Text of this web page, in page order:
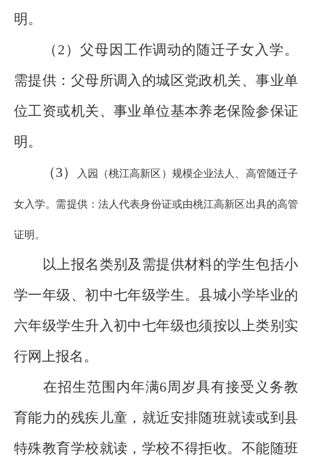
明。
（2）父母因工作调动的随迁子女入学。
需提供：父母所调入的城区党政机关、事业单
位工资或机关、事业单位基本养老保险参保证
明。
（3）
入园（桃江高新区）规模企业法人、高管随迁子
女入学。需提供：法人代表身份证或由桃江高新区出具的高管
证明。
以上报名类别及需提供材料的学生包括小
学一年级、初中七年级学生。县城小学毕业的
六年级学生升入初中七年级也须按以上类别实
行网上报名。
在招生范围内年满6周岁具有接受义务教
育能力的残疾儿童，就近安排随班就读或到县
特殊教育学校就读，学校不得拒收。不能随班